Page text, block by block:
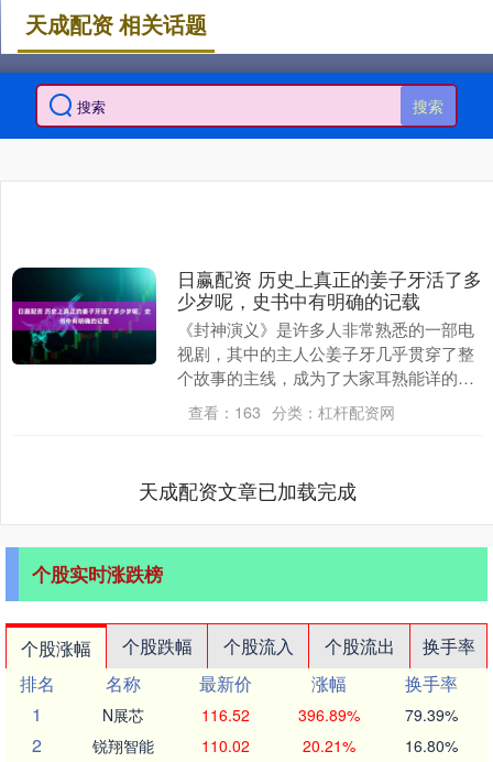
搜索
天成配资 相关话题
日赢配资 历史上真正的姜子牙活了多
少岁呢，史书中有明确的记载
《封神演义》是许多人非常熟悉的一部电
视剧，其中的主人公姜子牙几乎贯穿了整
个故事的主线，成为了大家耳熟能详的名
字。尤其是上一代人，提起姜子牙几乎无
人不知、无人不晓....
查看： 163 分类： 杠杆配资网
天成配资文章已加载完成
个股实时涨跌榜
个股涨幅 个股跌幅 个股流入 个股流出
换手率
排名
名称 最新价 涨幅
换手率
1
N展芯 116.52 396.89% 79.39%
2 锐翔智能 110.02 20.21% 16.80%